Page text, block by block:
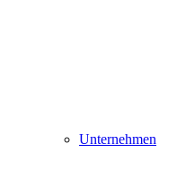
Unternehmen